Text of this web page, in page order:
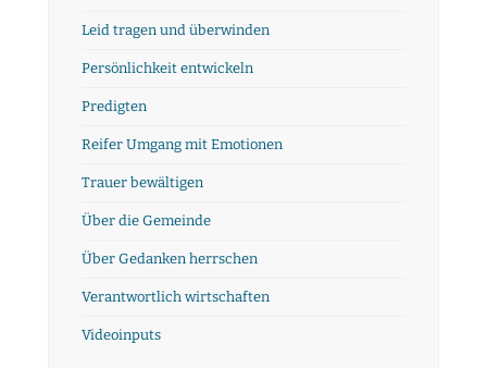
Leid tragen und überwinden
Persönlichkeit entwickeln
Predigten
Reifer Umgang mit Emotionen
Trauer bewältigen
Über die Gemeinde
Über Gedanken herrschen
Verantwortlich wirtschaften
Videoinputs